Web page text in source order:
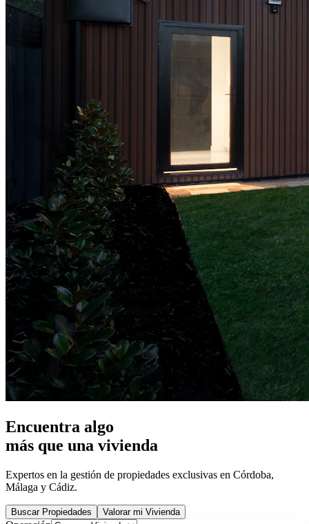
Encuentra algo
más que una vivienda
Expertos en la gestión de propiedades exclusivas en Córdoba,
Málaga y Cádiz.
Buscar Propiedades Valorar mi Vivienda